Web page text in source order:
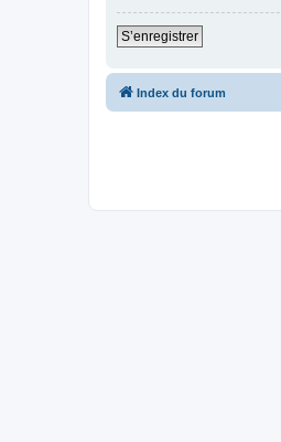
S’enregistrer
Index du forum